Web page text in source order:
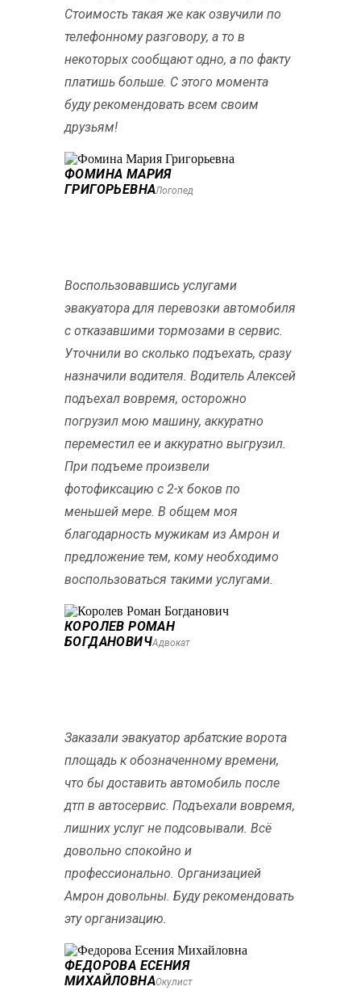
Стоимость такая же как озвучили по
телефонному разговору, а то в
некоторых сообщают одно, а по факту
платишь больше. С этого момента
буду рекомендовать всем своим
друзьям!
ФОМИНА МАРИЯ
ГРИГОРЬЕВНАЛогопед
Воспользовавшись услугами
эвакуатора для перевозки автомобиля
с отказавшими тормозами в сервис.
Уточнили во сколько подъехать, сразу
назначили водителя. Водитель Алексей
подъехал вовремя, осторожно
погрузил мою машину, аккуратно
переместил ее и аккуратно выгрузил.
При подъеме произвели
фотофиксацию с 2-х боков по
меньшей мере. В общем моя
благодарность мужикам из Амрон и
предложение тем, кому необходимо
воспользоваться такими услугами.
КОРОЛЕВ РОМАН
БОГДАНОВИЧАдвокат
Заказали эвакуатор арбатские ворота
площадь к обозначенному времени,
что бы доставить автомобиль после
дтп в автосервис. Подъехали вовремя,
лишних услуг не подсовывали. Всё
довольно спокойно и
профессионально. Организацией
Амрон довольны. Буду рекомендовать
эту организацию.
ФЕДОРОВА ЕСЕНИЯ
МИХАЙЛОВНАОкулист